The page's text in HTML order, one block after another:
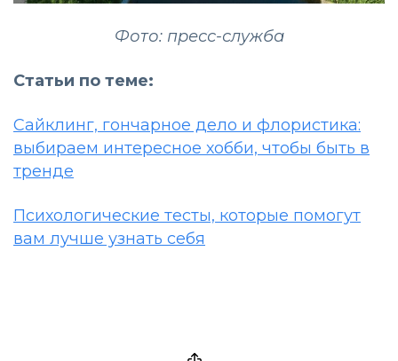
Фото: пресс-служба
Статьи по теме:
Сайклинг, гончарное дело и флористика:
выбираем интересное хобби, чтобы быть в
тренде
Психологические тесты, которые помогут
вам лучше узнать себя